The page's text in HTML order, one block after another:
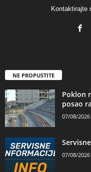
Kontaktirajte
NE PROPUSTITE
Poklon
posao
07/08/2026
07/08/2026